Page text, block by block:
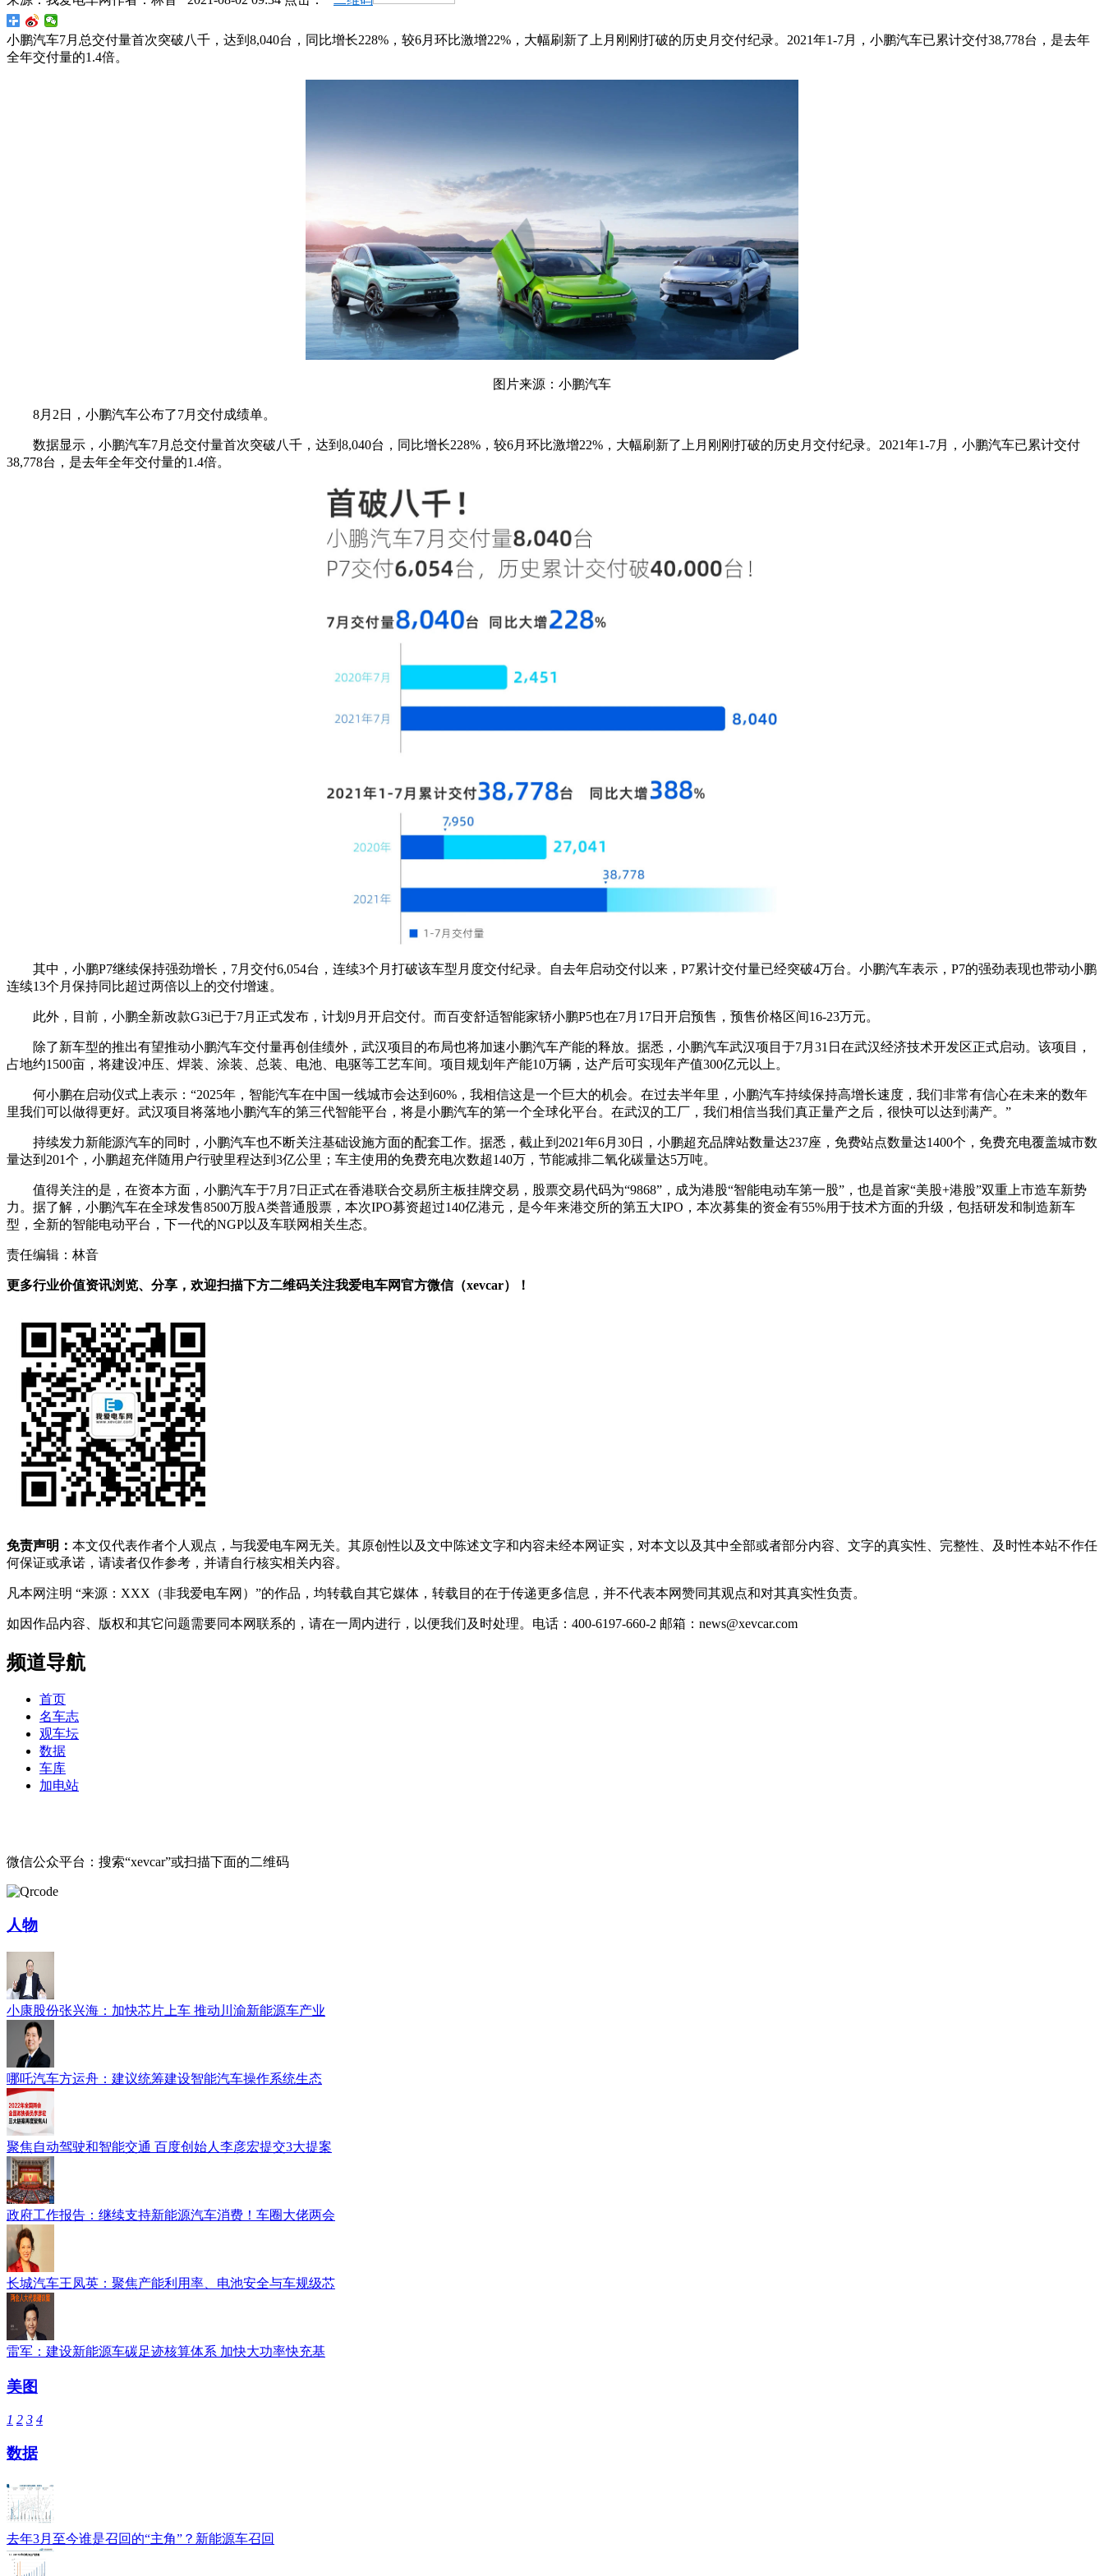
小鹏汽车7月总交付量首次突破八千，达到8,040台，同比增长228%，较6月环比激增22%，大幅刷新了上月刚刚打破的历史月交付纪录。2021年1-7月，小鹏汽车已累计交付38,778台，是去年
全年交付量的1.4倍。
图片来源：小鹏汽车
8月2日，小鹏汽车公布了7月交付成绩单。
数据显示，小鹏汽车7月总交付量首次突破八千，达到8,040台，同比增长228%，较6月环比激增22%，大幅刷新了上月刚刚打破的历史月交付纪录。2021年1-7月，小鹏汽车已累计交付
38,778台，是去年全年交付量的1.4倍。
其中，小鹏P7继续保持强劲增长，7月交付6,054台，连续3个月打破该车型月度交付纪录。自去年启动交付以来，P7累计交付量已经突破4万台。小鹏汽车表示，P7的强劲表现也带动小鹏
连续13个月保持同比超过两倍以上的交付增速。
此外，目前，小鹏全新改款G3i已于7月正式发布，计划9月开启交付。而百变舒适智能家轿小鹏P5也在7月17日开启预售，预售价格区间16-23万元。
除了新车型的推出有望推动小鹏汽车交付量再创佳绩外，武汉项目的布局也将加速小鹏汽车产能的释放。据悉，小鹏汽车武汉项目于7月31日在武汉经济技术开发区正式启动。该项目，
占地约1500亩，将建设冲压、焊装、涂装、总装、电池、电驱等工艺车间。项目规划年产能10万辆，达产后可实现年产值300亿元以上。
何小鹏在启动仪式上表示：“2025年，智能汽车在中国一线城市会达到60%，我相信这是一个巨大的机会。在过去半年里，小鹏汽车持续保持高增长速度，我们非常有信心在未来的数年
里我们可以做得更好。武汉项目将落地小鹏汽车的第三代智能平台，将是小鹏汽车的第一个全球化平台。在武汉的工厂，我们相信当我们真正量产之后，很快可以达到满产。”
持续发力新能源汽车的同时，小鹏汽车也不断关注基础设施方面的配套工作。据悉，截止到2021年6月30日，小鹏超充品牌站数量达237座，免费站点数量达1400个，免费充电覆盖城市数
量达到201个，小鹏超充伴随用户行驶里程达到3亿公里；车主使用的免费充电次数超140万，节能减排二氧化碳量达5万吨。
值得关注的是，在资本方面，小鹏汽车于7月7日正式在香港联合交易所主板挂牌交易，股票交易代码为“9868”，成为港股“智能电动车第一股”，也是首家“美股+港股”双重上市造车新势
力。 据了解，小鹏汽车在全球发售8500万股A类普通股票，本次IPO募资超过140亿港元，是今年来港交所的第五大IPO，本次募集的资金有55%用于技术方面的升级，包括研发和制造新车
型，全新的智能电动平台，下一代的NGP以及车联网相关生态。
责任编辑：林音
更多行业价值资讯浏览、分享，欢迎扫描下方二维码关注我爱电车网官方微信（xevcar）！
免责声明： 本文仅代表作者个人观点，与我爱电车网无关。其原创性以及文中陈述文字和内容未经本网证实，对本文以及其中全部或者部分内容、文字的真实性、完整性、及时性本站不作任
何保证或承诺，请读者仅作参考，并请自行核实相关内容。
凡本网注明 “来源：XXX（非我爱电车网）”的作品，均转载自其它媒体，转载目的在于传递更多信息，并不代表本网赞同其观点和对其真实性负责。
如因作品内容、版权和其它问题需要同本网联系的，请在一周内进行，以便我们及时处理。电话：400-6197-660-2 邮箱：news@xevcar.com
频道导航
首页
名车志
观车坛
数据
车库
加电站
微信公众平台：搜索“xevcar”或扫描下面的二维码
人物
小康股份张兴海：加快芯片上车 推动川渝新能源车产业
哪吒汽车方运舟：建议统筹建设智能汽车操作系统生态
聚焦自动驾驶和智能交通 百度创始人李彦宏提交3大提案
政府工作报告：继续支持新能源汽车消费！车圈大佬两会
长城汽车王凤英：聚焦产能利用率、电池安全与车规级芯
雷军：建设新能源车碳足迹核算体系 加快大功率快充基
美图
1 2 3 4
数据
去年3月至今谁是召回的“主角”？新能源车召回